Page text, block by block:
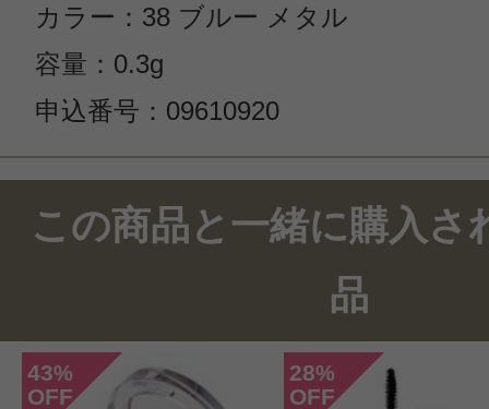
カラー：38 ブルー メタル
容量：0.3g
申込番号：09610920
この商品のクチコミ
10件のレビュー
この商品と一緒に購入さ
品
43%
OFF
28%
OFF